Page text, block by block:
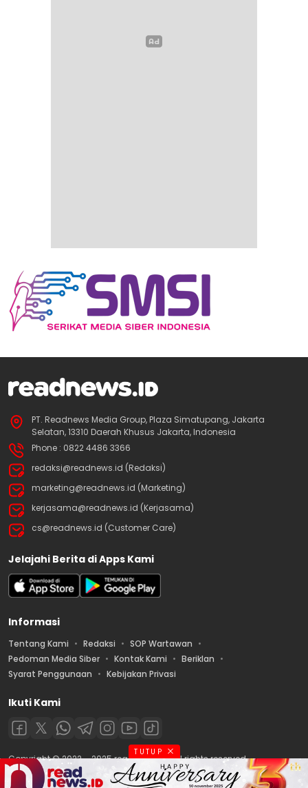
PT. Readnews Media Group, Plaza Simatupang, Jakarta
Selatan, 13310 Daerah Khusus Jakarta, Indonesia
Phone : 0822 4486 3366
redaksi@readnews.id (Redaksi)
marketing@readnews.id (Marketing)
kerjasama@readnews.id (Kerjasama)
cs@readnews.id (Customer Care)
Jelajahi Berita di Apps Kami
Informasi
Tentang Kami Redaksi
SOP Wartawan
Pedoman Media Siber
Kontak Kami
Beriklan
Syarat Penggunaan
Kebijakan Privasi
Ikuti Kami
Copyright © 2022 – 2025 readnews.id | All rights reserved.
TUTUP